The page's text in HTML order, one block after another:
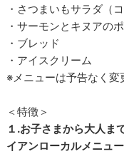
・さつまいもサラダ（
・サーモンとキヌアの
・ブレッド
・アイスクリーム
※メニューは予告なく
＜特徴＞
１.お子さまから大人ま
イアンローカルメニュー